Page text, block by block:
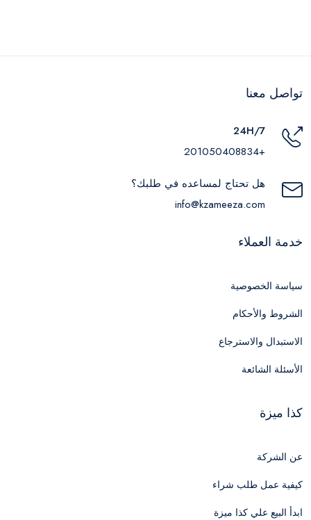
تواصل معنا
24H/7
+201050408834
هل تحتاج لمساعده في طلبك؟
info@kzameeza.com
خدمة العملاء
سياسة الخصوصية
الشروط والأحكام
الاستبدال والاسترجاع
الأسئلة الشائعة
كذا ميزة
عن الشركة
كيفية عمل طلب شراء
ابدأ البيع علي كذا ميزة